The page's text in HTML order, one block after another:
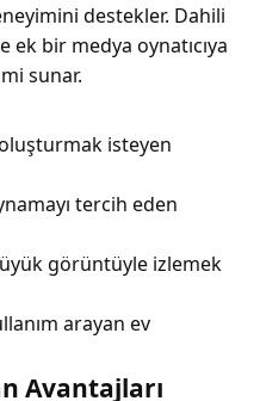
destekler. Dahili
ek bir medya oynatıcıya
sunar.
isteyen
tercih eden
görüntüyle izlemek
arayan ev
Avantajları